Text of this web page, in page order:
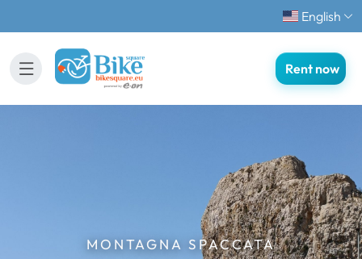
English
Rent now
MONTAGNA SPACCATA